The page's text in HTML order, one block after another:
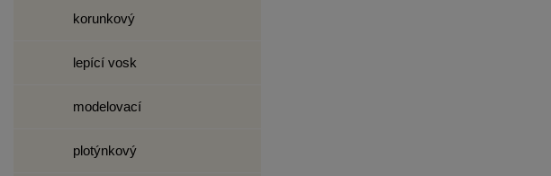
korunkový
lepící vosk
modelovací
plotýnkový